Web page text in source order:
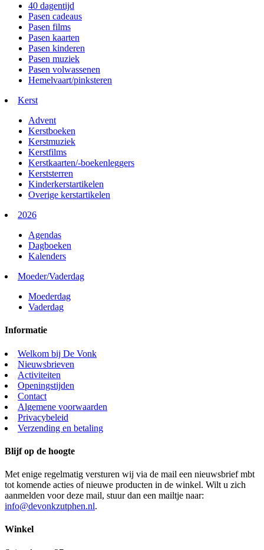
40 dagentijd
Pasen cadeaus
Pasen films
Pasen kaarten
Pasen kinderen
Pasen muziek
Pasen volwassenen
Hemelvaart/pinksteren
Kerst
Advent
Kerstboeken
Kerstmuziek
Kerstfilms
Kerstkaarten/-boekenleggers
Kerststerren
Kinderkerstartikelen
Overige kerstartikelen
2026
Agendas
Dagboeken
Kalenders
Moeder/Vaderdag
Moederdag
Vaderdag
Informatie
Welkom bij De Vonk
Nieuwsbrieven
Activiteiten
Openingstijden
Contact
Algemene voorwaarden
Privacybeleid
Verzending en betaling
Blijf op de hoogte
Met enige regelmatig versturen wij via de mail een nieuwsbrief mbt
tot komende acties of nieuwe producten in de winkel. Wilt u zich
aanmelden voor deze mail, stuur dan een mailtje naar:
info@devonkzutphen.nl.
Winkel